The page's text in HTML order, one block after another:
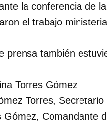
la conferencia de la
el trabajo
prensa también
Torres Gómez
Torres,
Comandante